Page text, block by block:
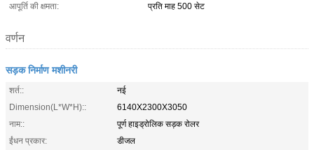
आपूर्ति की क्षमता:
प्रति माह 500 सेट
वर्णन
सड़क निर्माण मशीनरी
शर्त::
नई
Dimension(L*W*H)::
6140X2300X3050
नाम::
पूर्ण हाइड्रोलिक सड़क रोलर
ईंधन प्रकार:
डीजल